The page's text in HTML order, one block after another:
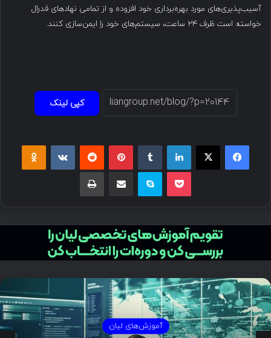
آسیب‌پذیری‌های مورد بهره‌برداری خود افزوده و از تمامی نهادهای فدرال
خواسته است ظرف ۲۴ ساعت، سیستم‌های خود را ایمن‌سازی کنند.
کپی لینک
فیسبوک ایکس لینکداین پینتریست
پاکت اسکایپ چاپ
مستند